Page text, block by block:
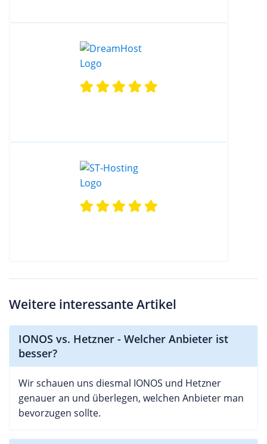
Weitere interessante Artikel
IONOS vs. Hetzner - Welcher Anbieter ist
besser?
Wir schauen uns diesmal IONOS und Hetzner
genauer an und überlegen, welchen Anbieter man
bevorzugen sollte.